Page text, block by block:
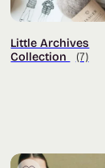
Little Archives
Collection
(7)